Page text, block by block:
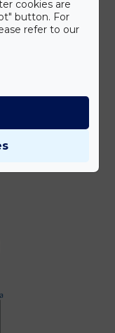
cookies are
button. For
refer to our